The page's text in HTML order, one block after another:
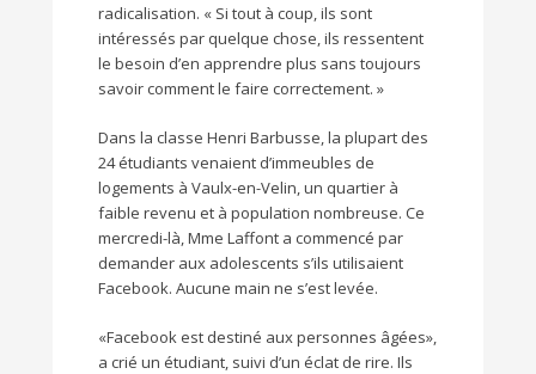
radicalisation. « Si tout à coup, ils sont
intéressés par quelque chose, ils ressentent
le besoin d’en apprendre plus sans toujours
savoir comment le faire correctement. »
Dans la classe Henri Barbusse, la plupart des
24 étudiants venaient d’immeubles de
logements à Vaulx-en-Velin, un quartier à
faible revenu et à population nombreuse. Ce
mercredi-là, Mme Laffont a commencé par
demander aux adolescents s’ils utilisaient
Facebook. Aucune main ne s’est levée.
«Facebook est destiné aux personnes âgées»,
a crié un étudiant, suivi d’un éclat de rire. Ils